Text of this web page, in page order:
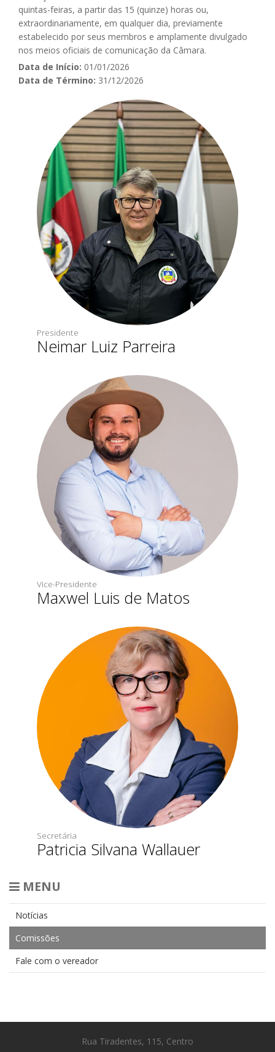
quintas-feiras, a partir das 15 (quinze) horas ou,
extraordinariamente, em qualquer dia, previamente
estabelecido por seus membros e amplamente divulgado
nos meios oficiais de comunicação da Câmara.
Data de Início: 01/01/2026
Data de Término: 31/12/2026
Presidente
Neimar Luiz Parreira
Vice-Presidente
Maxwel Luis de Matos
Secretária
Patricia Silvana Wallauer
MENU
Notícias
Comissões
Fale com o vereador
Rua Tiradentes, 115, Centro